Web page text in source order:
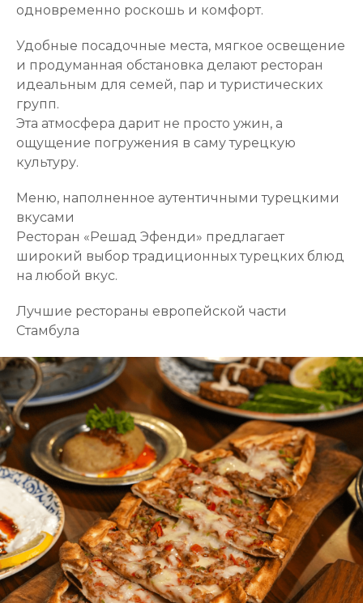
одновременно роскошь и комфорт.
Удобные посадочные места, мягкое освещение
и продуманная обстановка делают ресторан
идеальным для семей, пар и туристических
групп.
Эта атмосфера дарит не просто ужин, а
ощущение погружения в саму турецкую
культуру.
Меню, наполненное аутентичными турецкими
вкусами
Ресторан «Решад Эфенди» предлагает
широкий выбор традиционных турецких блюд
на любой вкус.
Лучшие рестораны европейской части
Стамбула